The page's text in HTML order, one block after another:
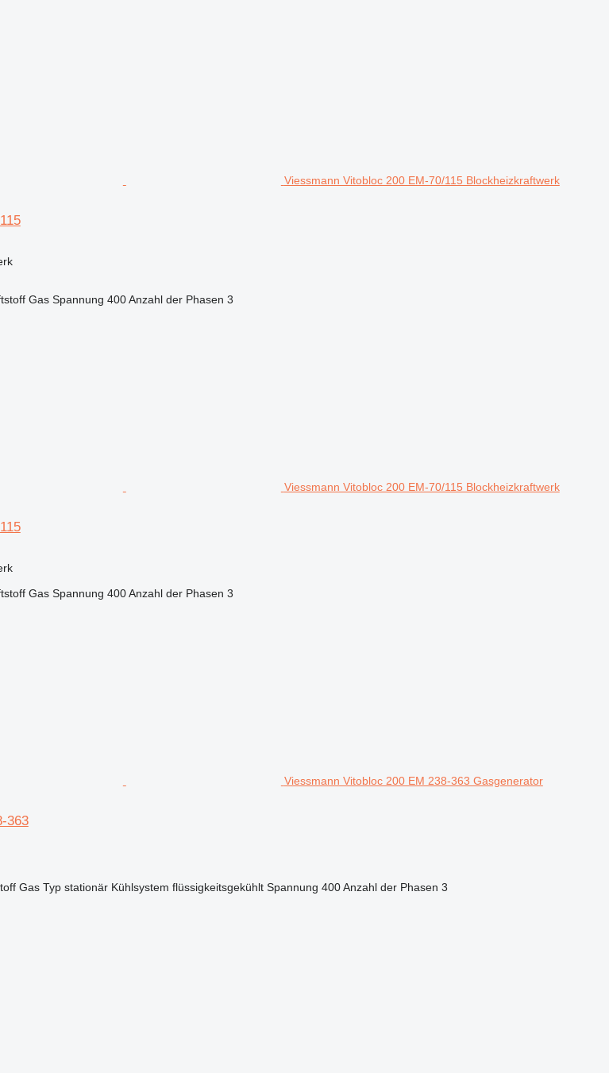
Viessmann Vitobloc 200 EM-70/115 Blockheizkraftwerk
Gas Spannung 400 Anzahl der Phasen 3
Viessmann Vitobloc 200 EM-70/115 Blockheizkraftwerk
Gas Spannung 400 Anzahl der Phasen 3
Viessmann Vitobloc 200 EM 238-363 Gasgenerator
363
Gas Typ stationär Kühlsystem flüssigkeitsgekühlt Spannung 400 Anzahl der Phasen 3